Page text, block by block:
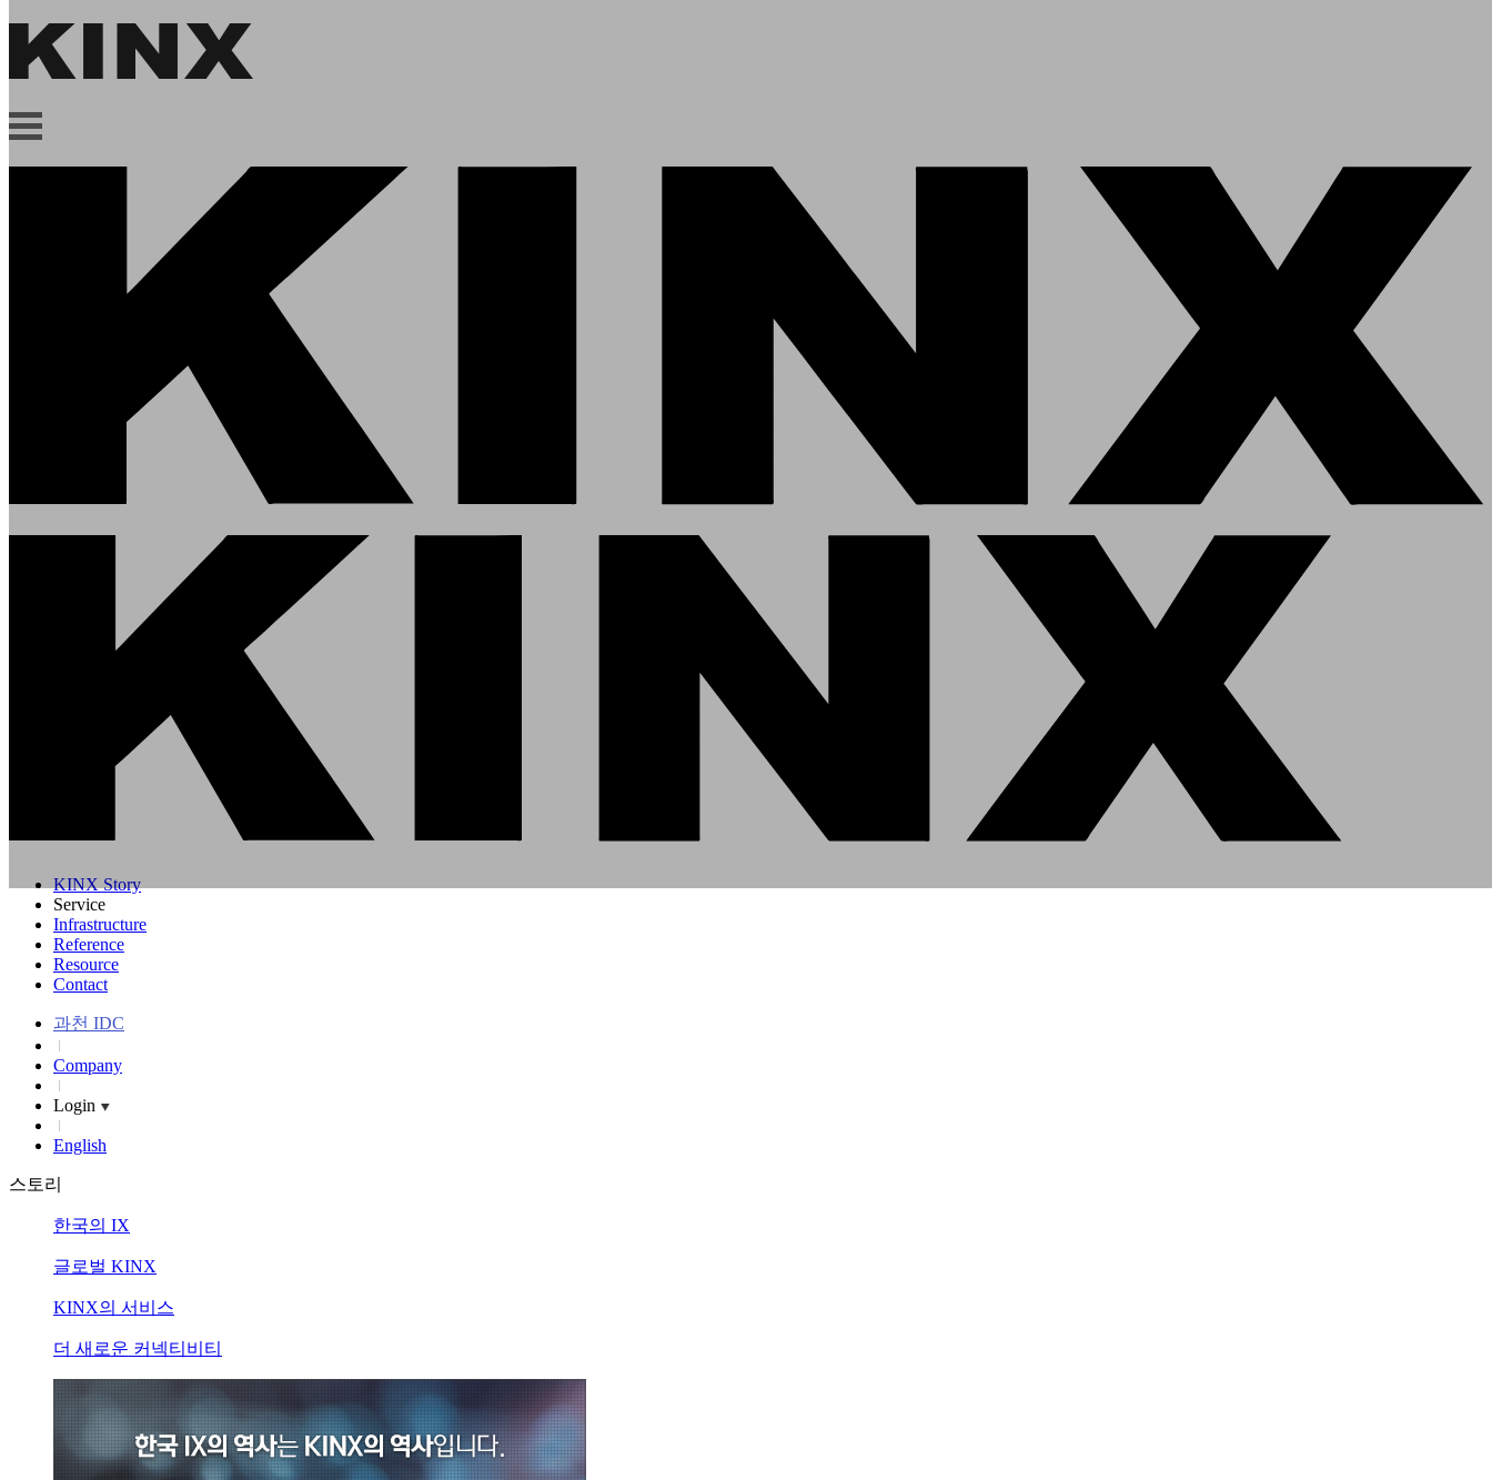
KINX Story
Service
Infrastructure
Reference
Resource
Contact
과천 IDC
Company
Login
English
스토리
한국의 IX
글로벌 KINX
KINX의 서비스
더 새로운 커넥티비티